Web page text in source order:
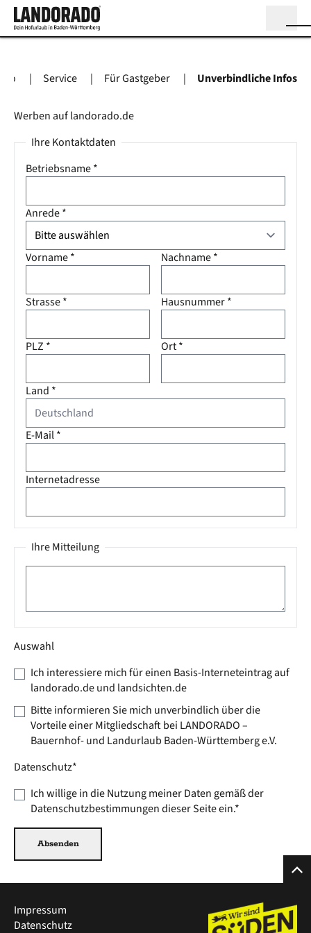
Unverbindliche Infos
Werben auf landorado.de
Ihre Kontaktdaten
Betriebsname*
Anrede*
Vorname* Nachname*
Strasse* Hausnummer*
PLZ * Ort*
Land *
E-Mail*
Internetadresse
Ihre Mitteilung
Auswahl
Ich interessiere mich für einen Basis-Interneteintrag auf
landorado.de und landsichten.de
Bitte informieren Sie mich unverbindlich über die
Vorteile einer Mitgliedschaft bei LANDORADO –
Bauernhof- und Landurlaub Baden-Württemberg e.V.
Datenschutz*
Ich willige in die Nutzung meiner Daten gemäß der
Datenschutzbestimmungen dieser Seiteein.*
Absenden
Impressum
Datenschutz